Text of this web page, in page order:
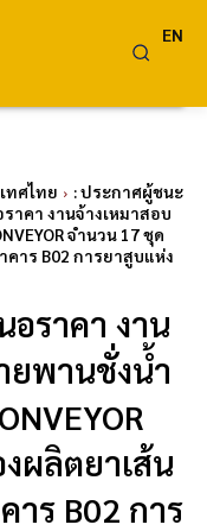
EN
ทศไทย
: ประกาศผู้ชนะ
าคา งานจ้างเหมาสอบ
จำนวน 17 ชุด
าร B02 การยาสูบแห่ง
อราคา งาน
ยพานชั่งน้ำ
ผลิตยาเส้น
ร B02 การ